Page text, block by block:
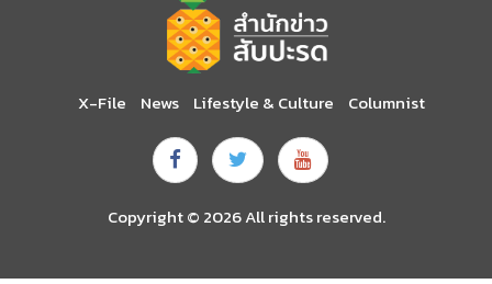
X-File News Lifestyle & Culture Columnist
Copyright © 2026 All rights reserved.